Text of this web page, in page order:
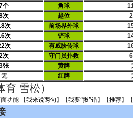
7个
角球
8次
越位
次
前场界外球
次
铲球
次
有威胁传球
2次
守门员扑救
3张
黄牌
无
红牌
育 雪松）
功能 【我来说两句 】【我要“揪”错】【推荐】